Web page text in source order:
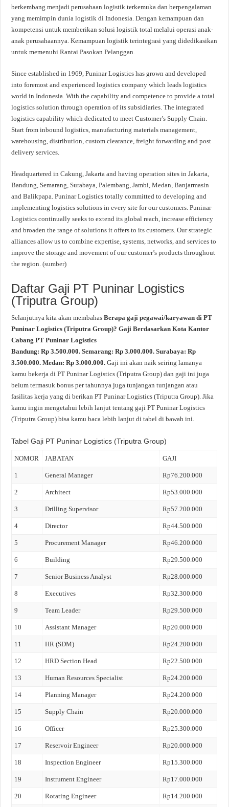
berkembang menjadi perusahaan logistik terkemuka dan berpengalaman
yang memimpin dunia logistik di Indonesia. Dengan kemampuan dan
kompetensi untuk memberikan solusi logistik total melalui operasi anak-
anak perusahaannya. Kemampuan logistik terintegrasi yang didedikasikan
untuk memenuhi Rantai Pasokan Pelanggan.
Since established in 1969, Puninar Logistics has grown and developed
into foremost and experienced logistics company which leads logistics
world in Indonesia. With the capability and competence to provide a total
logistics solution through operation of its subsidiaries. The integrated
logistics capability which dedicated to meet Customer’s Supply Chain.
Start from inbound logistics, manufacturing materials management,
warehousing, distribution, custom clearance, freight forwarding and post
delivery services.
Headquartered in Cakung, Jakarta and having operation sites in Jakarta,
Bandung, Semarang, Surabaya, Palembang, Jambi, Medan, Banjarmasin
and Balikpapa. Puninar Logistics totally committed to developing and
implementing logistics solutions in every site for our customers. Puninar
Logistics continually seeks to extend its global reach, increase efficiency
and broaden the range of solutions it offers to its customers. Our strategic
alliances allow us to combine expertise, systems, networks, and services to
improve the storage and movement of our customer’s products throughout
the region. (sumber)
Daftar Gaji PT Puninar Logistics
(Triputra Group)
Selanjutnya kita akan membahasBerapa gaji pegawai/karyawan di PT
Puninar Logistics (Triputra Group)? Gaji Berdasarkan Kota Kantor
Cabang PT Puninar Logistics
Bandung: Rp 3.500.000. Semarang: Rp 3.000.000. Surabaya: Rp
3.500.000. Medan: Rp 3.000.000.Gaji ini akan naik seiring lamanya
kamu bekerja di PT Puninar Logistics (Triputra Group) dan gaji ini juga
belum termasuk bonus per tahunnya juga tunjangan tunjangan atau
fasilitas kerja yang di berikan PT Puninar Logistics (Triputra Group). Jika
kamu ingin mengetahui lebih lanjut tentang gaji PT Puninar Logistics
(Triputra Group) bisa kamu baca lebih lanjut di tabel di bawah ini.
Tabel Gaji PT Puninar Logistics (Triputra Group)
NOMOR JABATAN GAJI
1 General Manager Rp76.200.000
2 Architect Rp53.000.000
3 Drilling Supervisor Rp57.200.000
4 Director Rp44.500.000
5 Procurement Manager Rp46.200.000
6 Building Rp29.500.000
7 Senior Business Analyst Rp28.000.000
8 Executives Rp32.300.000
9 Team Leader Rp29.500.000
10 Assistant Manager Rp20.000.000
11 HR (SDM) Rp24.200.000
12 HRD Section Head Rp22.500.000
13 Human Resources Specialist Rp24.200.000
14 Planning Manager Rp24.200.000
15 Supply Chain Rp20.000.000
16 Officer Rp25.300.000
17 Reservoir Engineer Rp20.000.000
18 Inspection Engineer Rp15.300.000
19 Instrument Engineer Rp17.000.000
20 Rotating Engineer Rp14.200.000